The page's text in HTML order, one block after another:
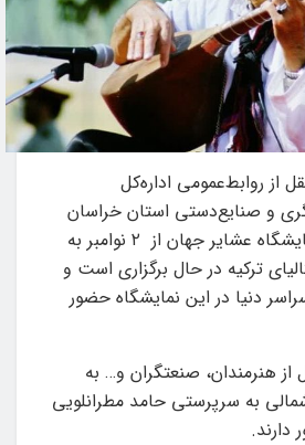
از روابط‌عمومی اداره‌کل
و صنایع‌دستی استان خراسان
شمالی، فستیوال و نمایشگاه عشایر جهان از ۲ نوامبر به
آنتالیای ترکیه در حال برگزاری است و
دنیا در این نمایشگاه حضور
هنرمندان، صنعتگران و… به
به سرپرستی حامد مطرانلویی
دارند.